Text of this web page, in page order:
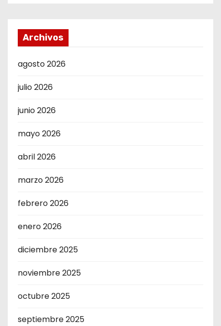
Archivos
agosto 2026
julio 2026
junio 2026
mayo 2026
abril 2026
marzo 2026
febrero 2026
enero 2026
diciembre 2025
noviembre 2025
octubre 2025
septiembre 2025